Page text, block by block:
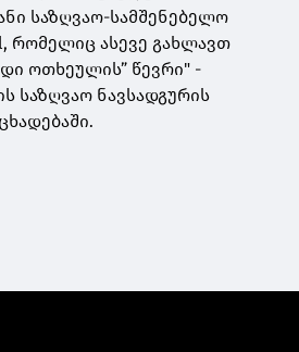
საზღვაო-სამშენებელო
რომელიც ასევე გახლავთ
ოთხეულის” წევრი" -
საზღვაო ნავსადგურის